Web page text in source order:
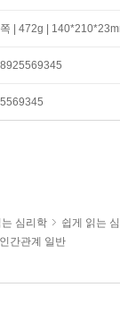
| 472g |
심리학
쉽게 읽는
인간관계 일반